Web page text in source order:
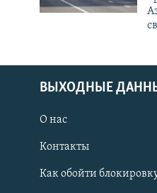
ВЫХОДНЫЕ
О нас
Контакты
Как обойти